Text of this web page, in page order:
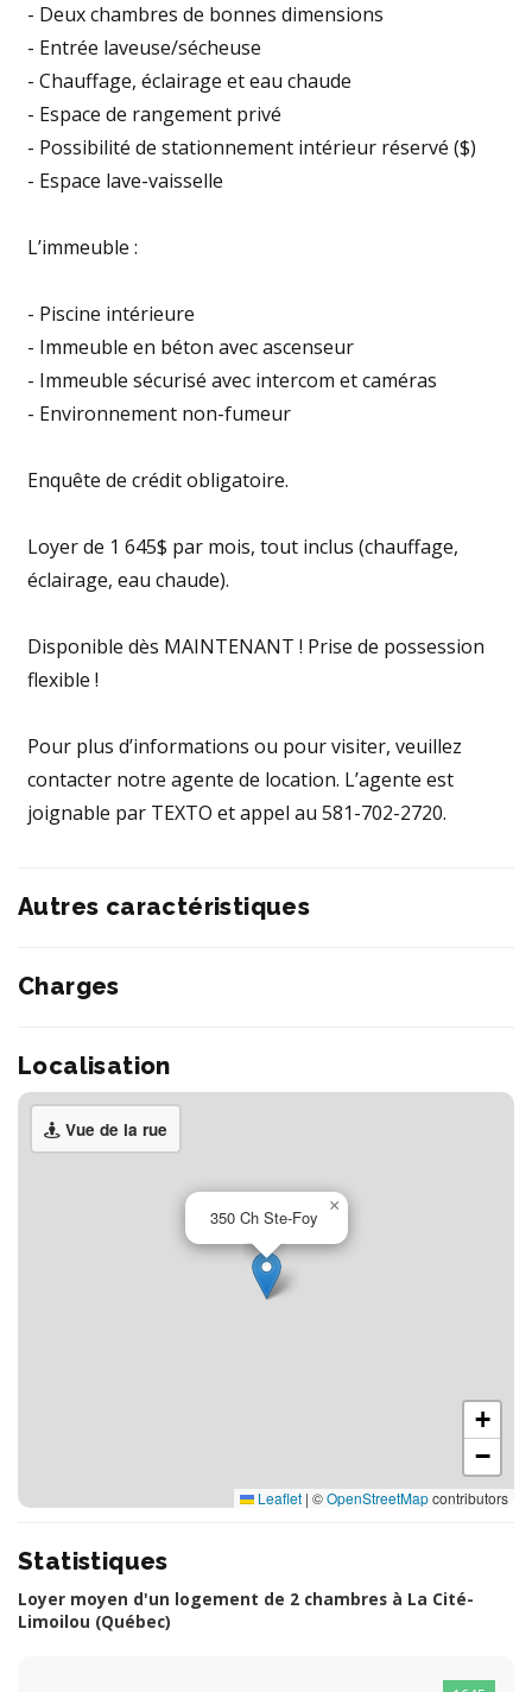
- Deux chambres de bonnes dimensions
- Entrée laveuse/sécheuse
- Chauffage, éclairage et eau chaude
- Espace de rangement privé
- Possibilité de stationnement intérieur réservé ($)
- Espace lave-vaisselle
L’immeuble :
- Piscine intérieure
- Immeuble en béton avec ascenseur
- Immeuble sécurisé avec intercom et caméras
- Environnement non-fumeur
Enquête de crédit obligatoire.
Loyer de 1 645$ par mois, tout inclus (chauffage,
éclairage, eau chaude).
Disponible dès MAINTENANT ! Prise de possession
flexible !
Pour plus d’informations ou pour visiter, veuillez
contacter notre agente de location. L’agente est
joignable par TEXTO et appel au 581-702-2720.
Autres caractéristiques
Charges
Localisation
Vue de la rue
350 Ch Ste-Foy
×
+
−
Leaflet | ©OpenStreetMapcontributors
Statistiques
Loyer moyen d'un logement de 2 chambres à La Cité-
Limoilou (Québec)